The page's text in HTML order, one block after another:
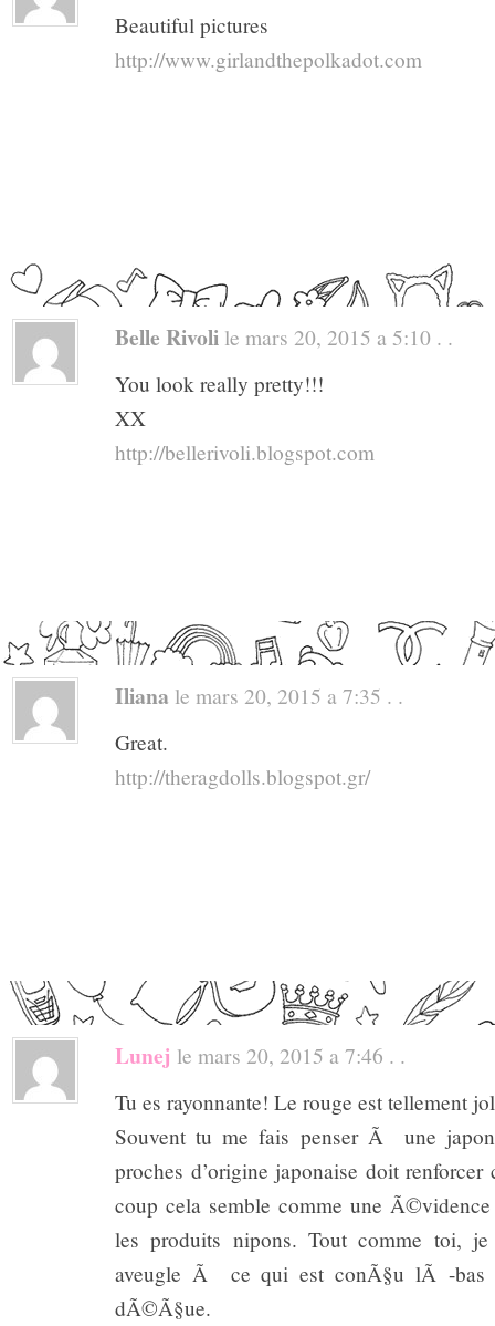
Beautiful pictures
http://www.girlandthepolkadot.com
Belle Rivoli le mars 20, 2015 a 5:10 . .
You look really pretty!!!
XX
http://bellerivoli.blogspot.com
Iliana le mars 20, 2015 a 7:35 . .
Great.
http://theragdolls.blogspot.gr/
Lunej le mars 20, 2015 a 7:46 . .
Tu es rayonnante! Le rouge est tellement
Souvent tu me fais penser Ã une
proches d’origine japonaise doit
coup cela semble comme une
les produits nipons. Tout comme toi,
aveugle Ã ce qui est conÃ§u lÃ -
dÃ©Ã§ue.